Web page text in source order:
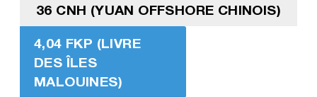
36 CNH (YUAN OFFSHORE CHINOIS)
4,04 FKP (LIVRE
DES ÎLES
MALOUINES)